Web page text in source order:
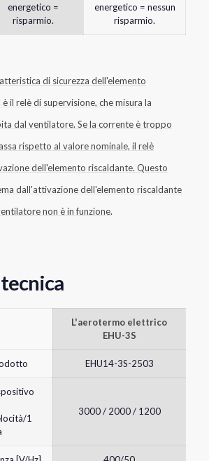
energetico =
risparmio.
energetico = nessun
risparmio.
di sicurezza dell'elemento
il relè di supervisione, che misura la
dal ventilatore. Se la corrente è troppo
rispetto al valore nominale, il relè
dell'elemento riscaldante. Questo
dall'attivazione dell'elemento riscaldante
non è in funzione.
L'aerotermo elettrico
EHU-3S
EHU14-3S-2503
1
3000 / 2000 / 1200